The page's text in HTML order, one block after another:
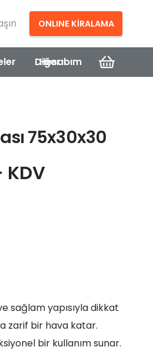
ONLINE KİRALAMA
Diğer
Hesabım
75x30x30
KDV
sağlam yapısıyla dikkat
zarif bir hava katar.
bir kullanım sunar.